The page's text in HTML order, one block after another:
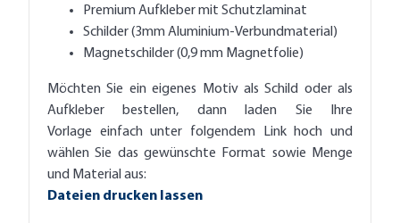
Premium Aufkleber mit Schutzlaminat
Schilder (3mm Aluminium-Verbundmaterial)
Magnetschilder (0,9 mm Magnetfolie)
Möchten Sie ein eigenes Motiv als Schild oder als
Aufkleber bestellen, dann laden Sie Ihre
Vorlage einfach unter folgendem Link hoch und
wählen Sie das gewünschte Format sowie Menge
und Material aus:
Dateien drucken lassen